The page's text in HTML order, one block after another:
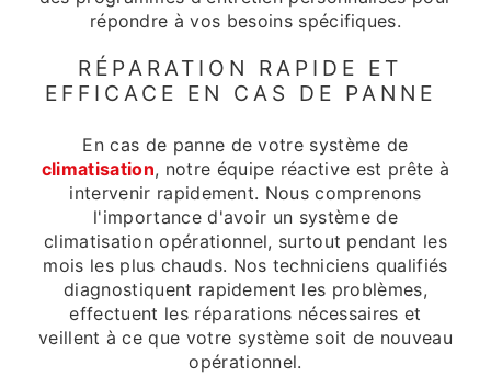
répondre à vos besoins spécifiques.
RÉPARATION RAPIDE ET
EFFICACE EN CAS DE PANNE
En cas de panne de votre système de
climatisation, notre équipe réactive est prête à
intervenir rapidement. Nous comprenons
l'importance d'avoir un système de
climatisation opérationnel, surtout pendant les
mois les plus chauds. Nos techniciens qualifiés
diagnostiquent rapidement les problèmes,
effectuent les réparations nécessaires et
veillent à ce que votre système soit de nouveau
opérationnel.